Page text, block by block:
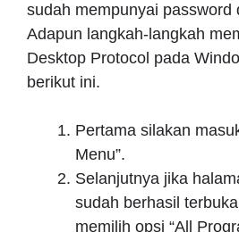
sudah mempunyai password
Adapun langkah-langkah
Desktop Protocol pada
berikut ini.
Pertama silakan
Menu”.
Selanjutnya jika
sudah berhasil
memilih opsi “All